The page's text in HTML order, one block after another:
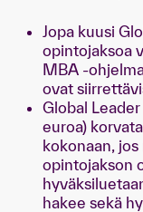
Jopa kuusi
opintojaksoa
MBA -
ovat
Global
euroa)
kokonaan,
opintojakson
hakee sekä